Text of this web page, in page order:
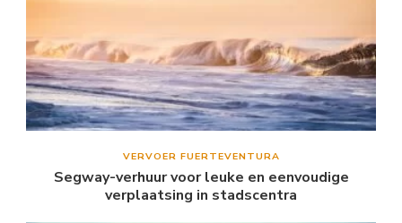
VERVOER FUERTEVENTURA
Segway-verhuur voor leuke en eenvoudige
verplaatsing in stadscentra